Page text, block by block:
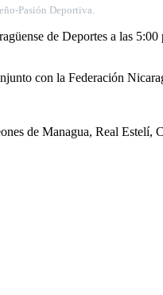
Pasión Deportiva.
de Deportes a las
con la Federación
de Managua, Real Estelí,